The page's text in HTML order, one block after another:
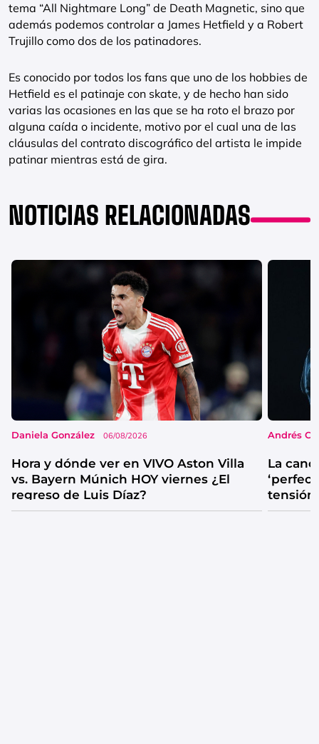
tema “All Nightmare Long” de Death Magnetic, sino que
además podemos controlar a James Hetfield y a Robert
Trujillo como dos de los patinadores.
Es conocido por todos los fans que uno de los hobbies de
Hetfield es el patinaje con skate, y de hecho han sido
varias las ocasiones en las que se ha roto el brazo por
alguna caída o incidente, motivo por el cual una de las
cláusulas del contrato discográfico del artista le impide
patinar mientras está de gira.
NOTICIAS RELACIONADAS
Daniela González 06/08/2026
Hora y dónde ver en VIVO Aston Villa
vs. Bayern Múnich HOY viernes ¿El
regreso de Luis Díaz?
Andrés
La
tensión
catarsis